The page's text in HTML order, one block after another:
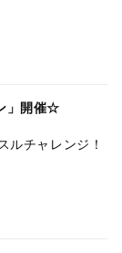
」開催☆
ルチャレンジ！